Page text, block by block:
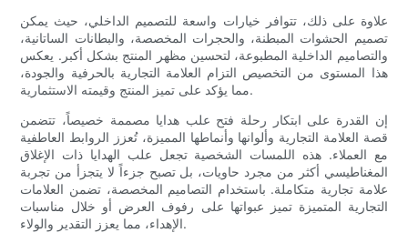
علاوة على ذلك، تتوافر خيارات واسعة للتصميم الداخلي، حيث يمكن
تصميم الحشوات المبطنة، والحجرات المخصصة، والبطانات الساتانية،
والتصاميم الداخلية المطبوعة، لتحسين مظهر المنتج بشكل أكبر. يعكس
هذا المستوى من التخصيص التزام العلامة التجارية بالحرفية والجودة،
مما يؤكد على تميز المنتج وقيمته الاستثمارية.
إن القدرة على ابتكار رحلة فتح علب هدايا مصممة خصيصاً، تتضمن
قصة العلامة التجارية وألوانها وأنماطها المميزة، تُعزز الروابط العاطفية
مع العملاء. هذه اللمسات الشخصية تجعل علب الهدايا ذات الإغلاق
المغناطيسي أكثر من مجرد حاويات، بل تصبح جزءاً لا يتجزأ من تجربة
علامة تجارية متكاملة. باستخدام التصاميم المخصصة، تضمن العلامات
التجارية المتميزة تميز عبواتها على رفوف العرض أو خلال مناسبات
الإهداء، مما يعزز التقدير والولاء.